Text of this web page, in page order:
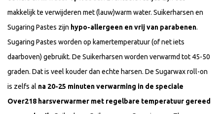
makkelijk te verwijderen met (lauw)warm water. Suikerharsen en
Sugaring Pastes zijn hypo-allergeen en vrij van parabenen.
Sugaring Pastes worden op kamertemperatuur (of net iets
daarboven) gebruikt. De Suikerharsen worden verwarmd tot 45-50
graden. Dat is veel kouder dan echte harsen. De Sugarwax roll-on
is zelfs al na 20-25 minuten verwarming in de speciale
Over218 harsverwarmer met regelbare temperatuur gereed